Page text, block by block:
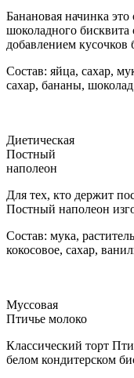
Банановая начинка
шоколадного бисквита
добавлением кусочков
Состав: яйца, сахар,
сахар, бананы,
Диетическая
Постный
наполеон
Для тех, кто держит
Постный наполеон
Состав: мука,
кокосовое, сахар,
Муссовая
Птичье молоко
Классический торт
белом кондитерском